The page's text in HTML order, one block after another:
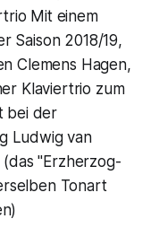
Mit einem
Saison 2018/19,
Clemens Hagen,
Klaviertrio zum
bei der
Ludwig van
"Erzherzog-
Tonart